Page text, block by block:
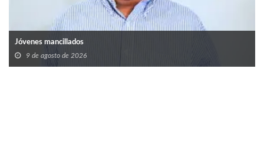
Jóvenes mancillados
9 de agosto de 2026